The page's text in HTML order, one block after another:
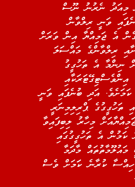
މިއަދު ނެރުނު ނޫސް
ވަނީ ރިލްވާން
އެ ޖަމިއްޔާ އިން ވަރަށް
ރިލްވާންގެ މައްސަލަ
ނިންމާ އެ ތަހުގީގު
އިންވެސްޓިގޭޓަރަކާއި
ކަމަށެވެ. އަދި ބުނެފައި ވަނީ
ތަހުގީގުގެ ޕްރިލިމިނަރީ
މިހާރު ލިބިފައިވާ
ކަމުން އެ ތަހުގީގުގައި
މާދަމާ
ހިއްސާ ކުރާނެ ކަަމަށް ވެސް